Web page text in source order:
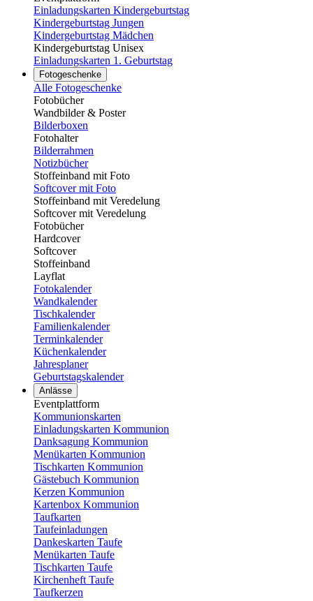
Einladungskarten Kindergeburtstag
Kindergeburtstag Jungen
Kindergeburtstag Mädchen
Kindergeburtstag Unisex
Einladungskarten 1. Geburtstag
Fotogeschenke
Alle Fotogeschenke
Fotobücher
Wandbilder & Poster
Bilderboxen
Fotohalter
Bilderrahmen
Notizbücher
Stoffeinband mit Foto
Softcover mit Foto
Stoffeinband mit Veredelung
Softcover mit Veredelung
Fotobücher
Hardcover
Softcover
Stoffeinband
Layflat
Fotokalender
Wandkalender
Tischkalender
Familienkalender
Terminkalender
Küchenkalender
Jahresplaner
Geburtstagskalender
Anlässe
Eventplattform
Kommunionskarten
Einladungskarten Kommunion
Danksagung Kommunion
Menükarten Kommunion
Tischkarten Kommunion
Gästebuch Kommunion
Kerzen Kommunion
Kartenbox Kommunion
Taufkarten
Taufeinladungen
Dankeskarten Taufe
Menükarten Taufe
Tischkarten Taufe
Kirchenheft Taufe
Taufkerzen